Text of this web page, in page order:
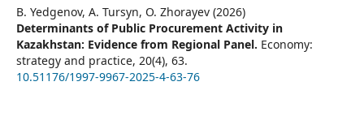
B. Yedgenov, A. Tursyn, O. Zhorayev (2026)
Determinants of Public Procurement Activity in
Kazakhstan: Evidence from Regional Panel. Economy:
strategy and practice, 20(4), 63.
10.51176/1997-9967-2025-4-63-76